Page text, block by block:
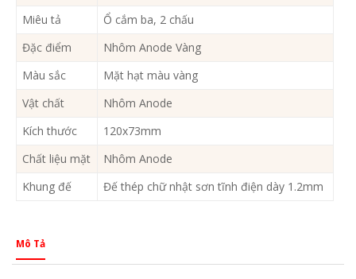
Miêu tả
Ổ cắm ba, 2 chấu
Đặc điểm
Nhôm Anode Vàng
Màu sắc
Mặt hạt màu vàng
Vật chất
Nhôm Anode
Kích thước
120x73mm
Chất liệu mặt
Nhôm Anode
Khung đế
Đế thép chữ nhật sơn tĩnh điện dày 1.2mm
Mô Tả